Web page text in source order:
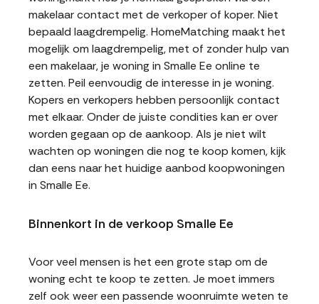
makelaar contact met de verkoper of koper. Niet
bepaald laagdrempelig. HomeMatching maakt het
mogelijk om laagdrempelig, met of zonder hulp van
een makelaar, je woning in Smalle Ee online te
zetten. Peil eenvoudig de interesse in je woning.
Kopers en verkopers hebben persoonlijk contact
met elkaar. Onder de juiste condities kan er over
worden gegaan op de aankoop. Als je niet wilt
wachten op woningen die nog te koop komen, kijk
dan eens naar het huidige aanbod koopwoningen
in Smalle Ee.
Binnenkort in de verkoop Smalle Ee
Voor veel mensen is het een grote stap om de
woning echt te koop te zetten. Je moet immers
zelf ook weer een passende woonruimte weten te